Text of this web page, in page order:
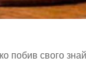
побив свого